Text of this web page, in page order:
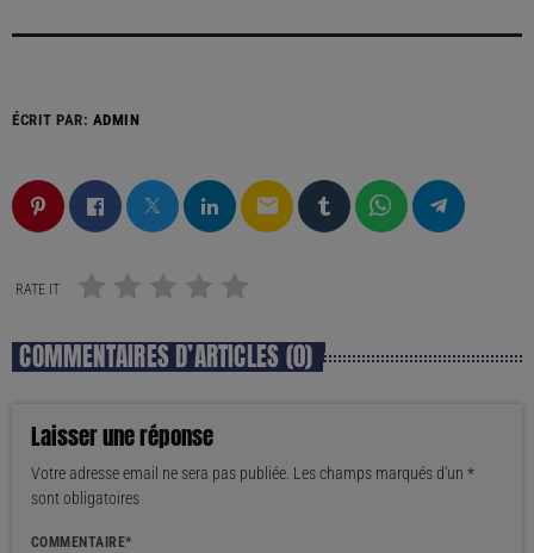
ÉCRIT PAR: ADMIN
email
RATE IT
COMMENTAIRES D’ARTICLES (0)
Laisser une réponse
Votre adresse email ne sera pas publiée. Les champs marqués d'un *
sont obligatoires
COMMENTAIRE*